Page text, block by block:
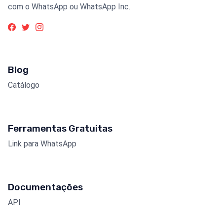
com o WhatsApp ou WhatsApp Inc.
Blog
Catálogo
Ferramentas Gratuitas
Link para WhatsApp
Documentações
API